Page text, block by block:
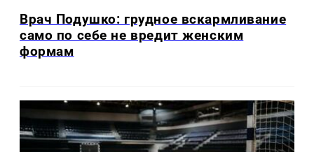
Врач Подушко: грудное вскармливание
само по себе не вредит женским
формам